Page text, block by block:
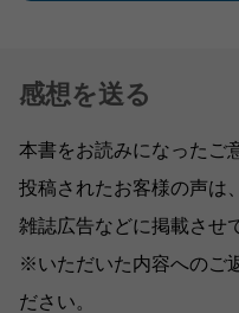
感想を送る
本書をお読みになったご
投稿されたお客様の声は
雑誌広告などに掲載させ
※いただいた内容へのご
ださい。